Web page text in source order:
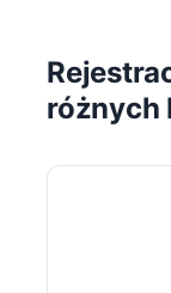
różnych